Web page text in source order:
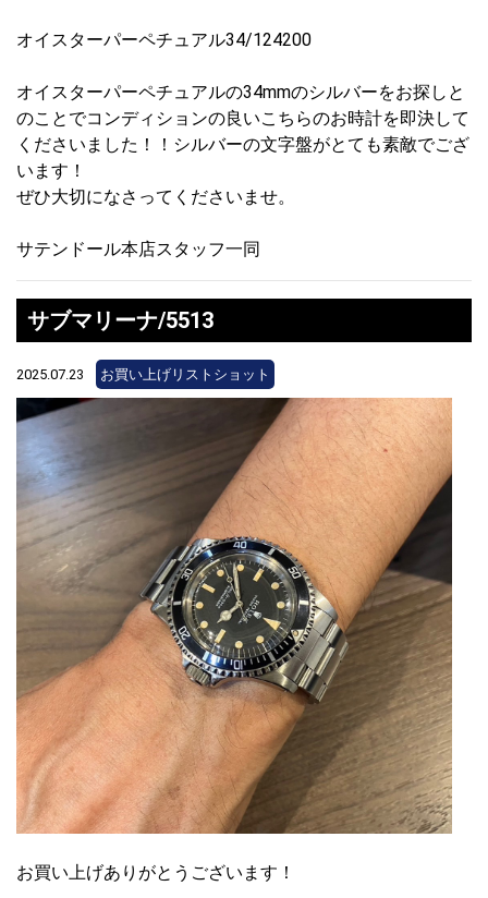
オイスターパーペチュアル34/124200
オイスターパーペチュアルの34mmのシルバーをお探しと
のことでコンディションの良いこちらのお時計を即決して
くださいました！！シルバーの文字盤がとても素敵でござ
います！
ぜひ大切になさってくださいませ。
サテンドール本店スタッフ一同
サブマリーナ/5513
2025.07.23 お買い上げリストショット
お買い上げありがとうございます！